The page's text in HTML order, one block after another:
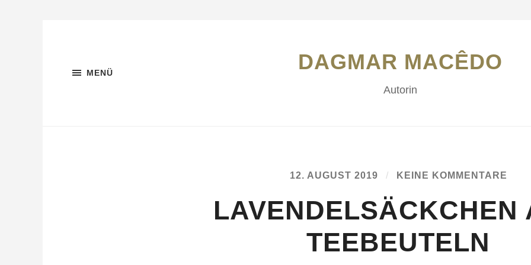
MENÜ DAGMAR MACÊDO
Autorin
12. AUGUST 2019 / KEINE KOMMENTARE
LAVENDELSÄCKCHEN
TEEBEUTELN